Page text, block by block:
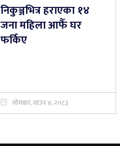
निकुञ्जभित्र हराएका १४
जना महिला आफैँ घर
फर्किए
सोमबार, साउन ४, २०८३